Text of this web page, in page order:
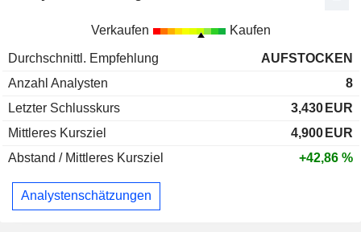
Verkaufen Kaufen
Durchschnittl. Empfehlung
AUFSTOCKEN
Anzahl Analysten
8
Letzter Schlusskurs
3,430 EUR
Mittleres Kursziel
4,900 EUR
Abstand / Mittleres Kursziel
+42,86 %
Analystenschätzungen